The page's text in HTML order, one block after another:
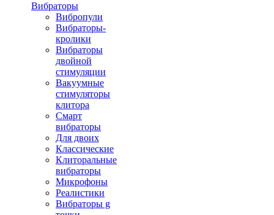
Вибраторы
Вибропули
Вибраторы-
кролики
Вибраторы
двойной
стимуляции
Вакуумные
стимуляторы
клитора
Смарт
вибраторы
Для двоих
Классические
Клиторальные
вибраторы
Микрофоны
Реалистики
Вибраторы g